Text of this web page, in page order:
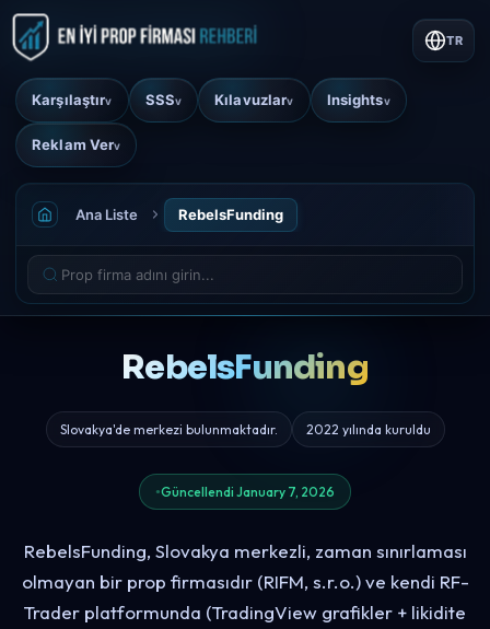
Karşılaştırv SSSv Kılavuzlarv Insightsv
Reklam Verv
TR
Ana Liste RebelsFunding
RebelsFunding
Slovakya'de merkezi bulunmaktadır. 2022 yılında kuruldu
Güncellendi January 7, 2026
RebelsFunding, Slovakya merkezli, zaman sınırlaması
olmayan bir prop firmasıdır (RIFM, s.r.o.) ve kendi RF-
Trader platformunda (TradingView grafikler + likidite